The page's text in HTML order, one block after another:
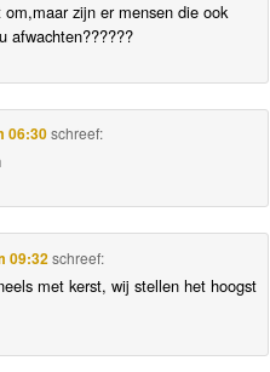
zijn er mensen die ook
afwachten??????
06:30schreef:
09:32schreef:
met kerst, wij stellen het hoogst